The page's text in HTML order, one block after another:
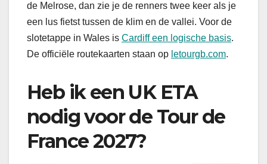
de Melrose, dan zie je de renners twee keer als je
een lus fietst tussen de klim en de vallei. Voor de
slotetappe in Wales is Cardiff een logische basis.
De officiële routekaarten staan op letourgb.com.
Heb ik een UK ETA
nodig voor de Tour de
France 2027?